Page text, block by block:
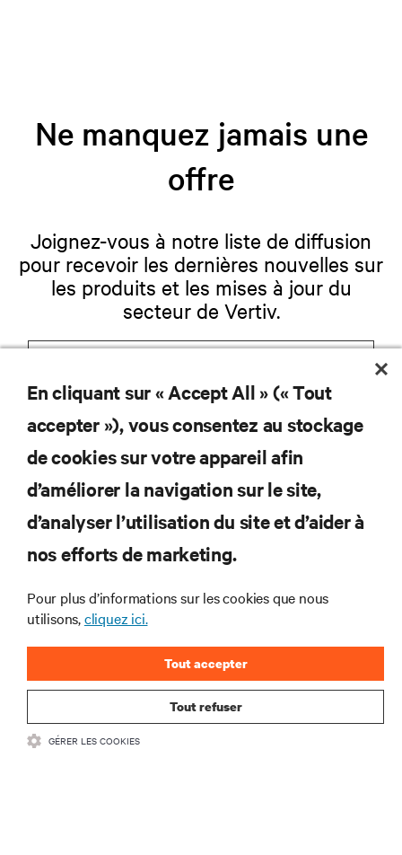
Ne manquez jamais une
offre
Joignez-vous à notre liste de diffusion
pour recevoir les dernières nouvelles sur
les produits et les mises à jour du
secteur de Vertiv.
S'INSCRIRE
RESSOURCES
ENTREPRISE
COMMUNIQUEZ AVEC NOUS
En cliquant sur « Accept All » (« Tout
accepter »), vous consentez au stockage
de cookies sur votre appareil afin
d’améliorer la navigation sur le site,
d’analyser l’utilisation du site et d’aider à
nos efforts de marketing.
Pour plus d’informations sur les cookies que nous
utilisons,cliquez ici.
Tout refuser
Tout accepter
GÉRER LES COOKIES